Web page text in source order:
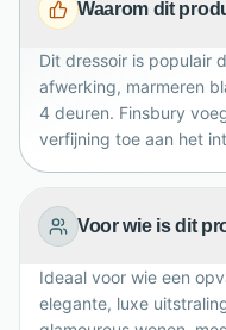
bekleding geeft het
moderne en klassieke
Waarom dit
Dit dressoir is populair
afwerking, marmeren
4 deuren. Finsbury
verfijning toe aan het
Voor wie is dit
Ideaal voor wie een
elegante, luxe